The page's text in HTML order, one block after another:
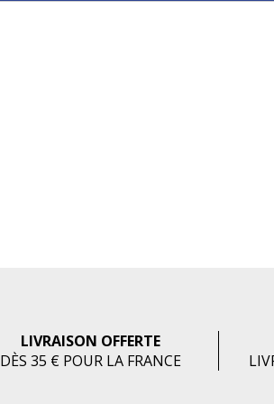
LIVRAISON OFFERTE
DÈS 35 € POUR LA FRANCE